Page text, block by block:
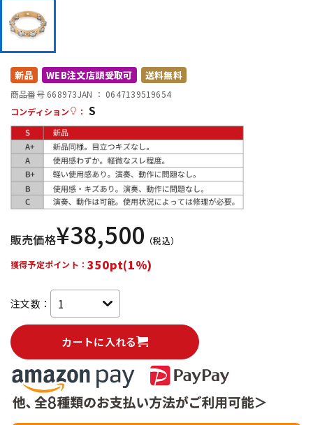
配信/ライブ機器
新品 WEB注文店頭受取可 送料無料
商品番号 668973JAN ： 0647139519654
コンディション
： S
販売価格¥38,500 （税込）
獲得予定ポイント：350pt(1%)
注文数：
カートに入れる